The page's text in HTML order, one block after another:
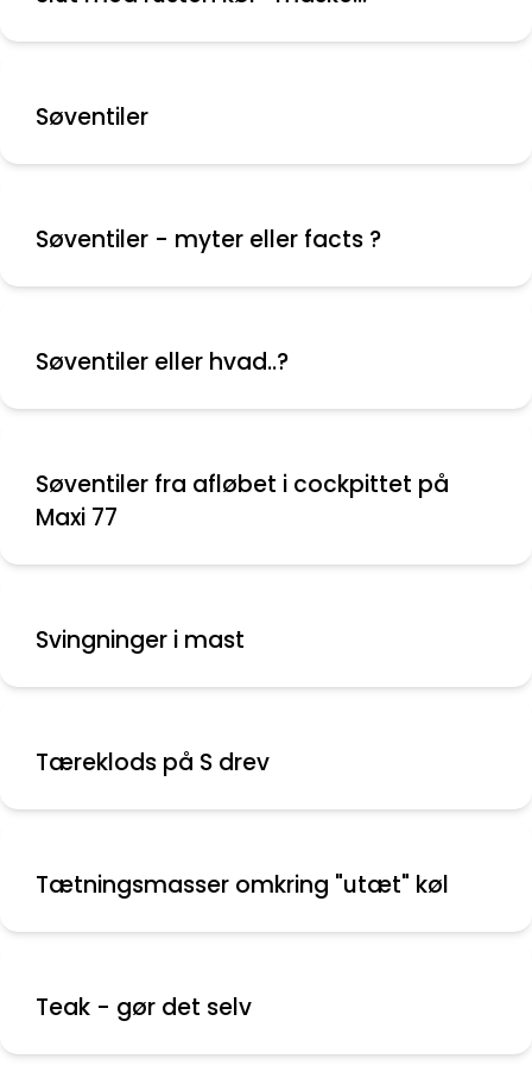
Søventiler
Søventiler - myter eller facts ?
Søventiler eller hvad..?
Søventiler fra afløbet i cockpittet på
Maxi 77
Svingninger i mast
Tæreklods på S drev
Tætningsmasser omkring "utæt" køl
Teak - gør det selv